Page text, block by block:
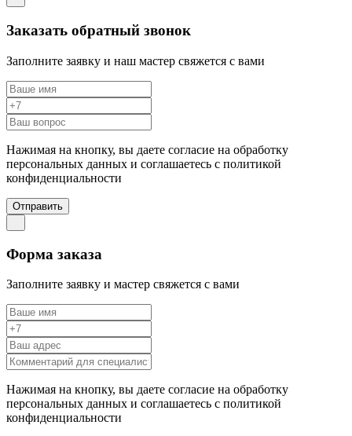
Заказать обратный звонок
Заполните заявку и наш мастер свяжется с вами
Нажимая на кнопку, вы даете согласие на обработку
персональных данных и соглашаетесь c политикой
конфиденциальности
Отправить
Форма заказа
Заполните заявку и мастер свяжется с вами
Нажимая на кнопку, вы даете согласие на обработку
персональных данных и соглашаетесь c политикой
конфиденциальности